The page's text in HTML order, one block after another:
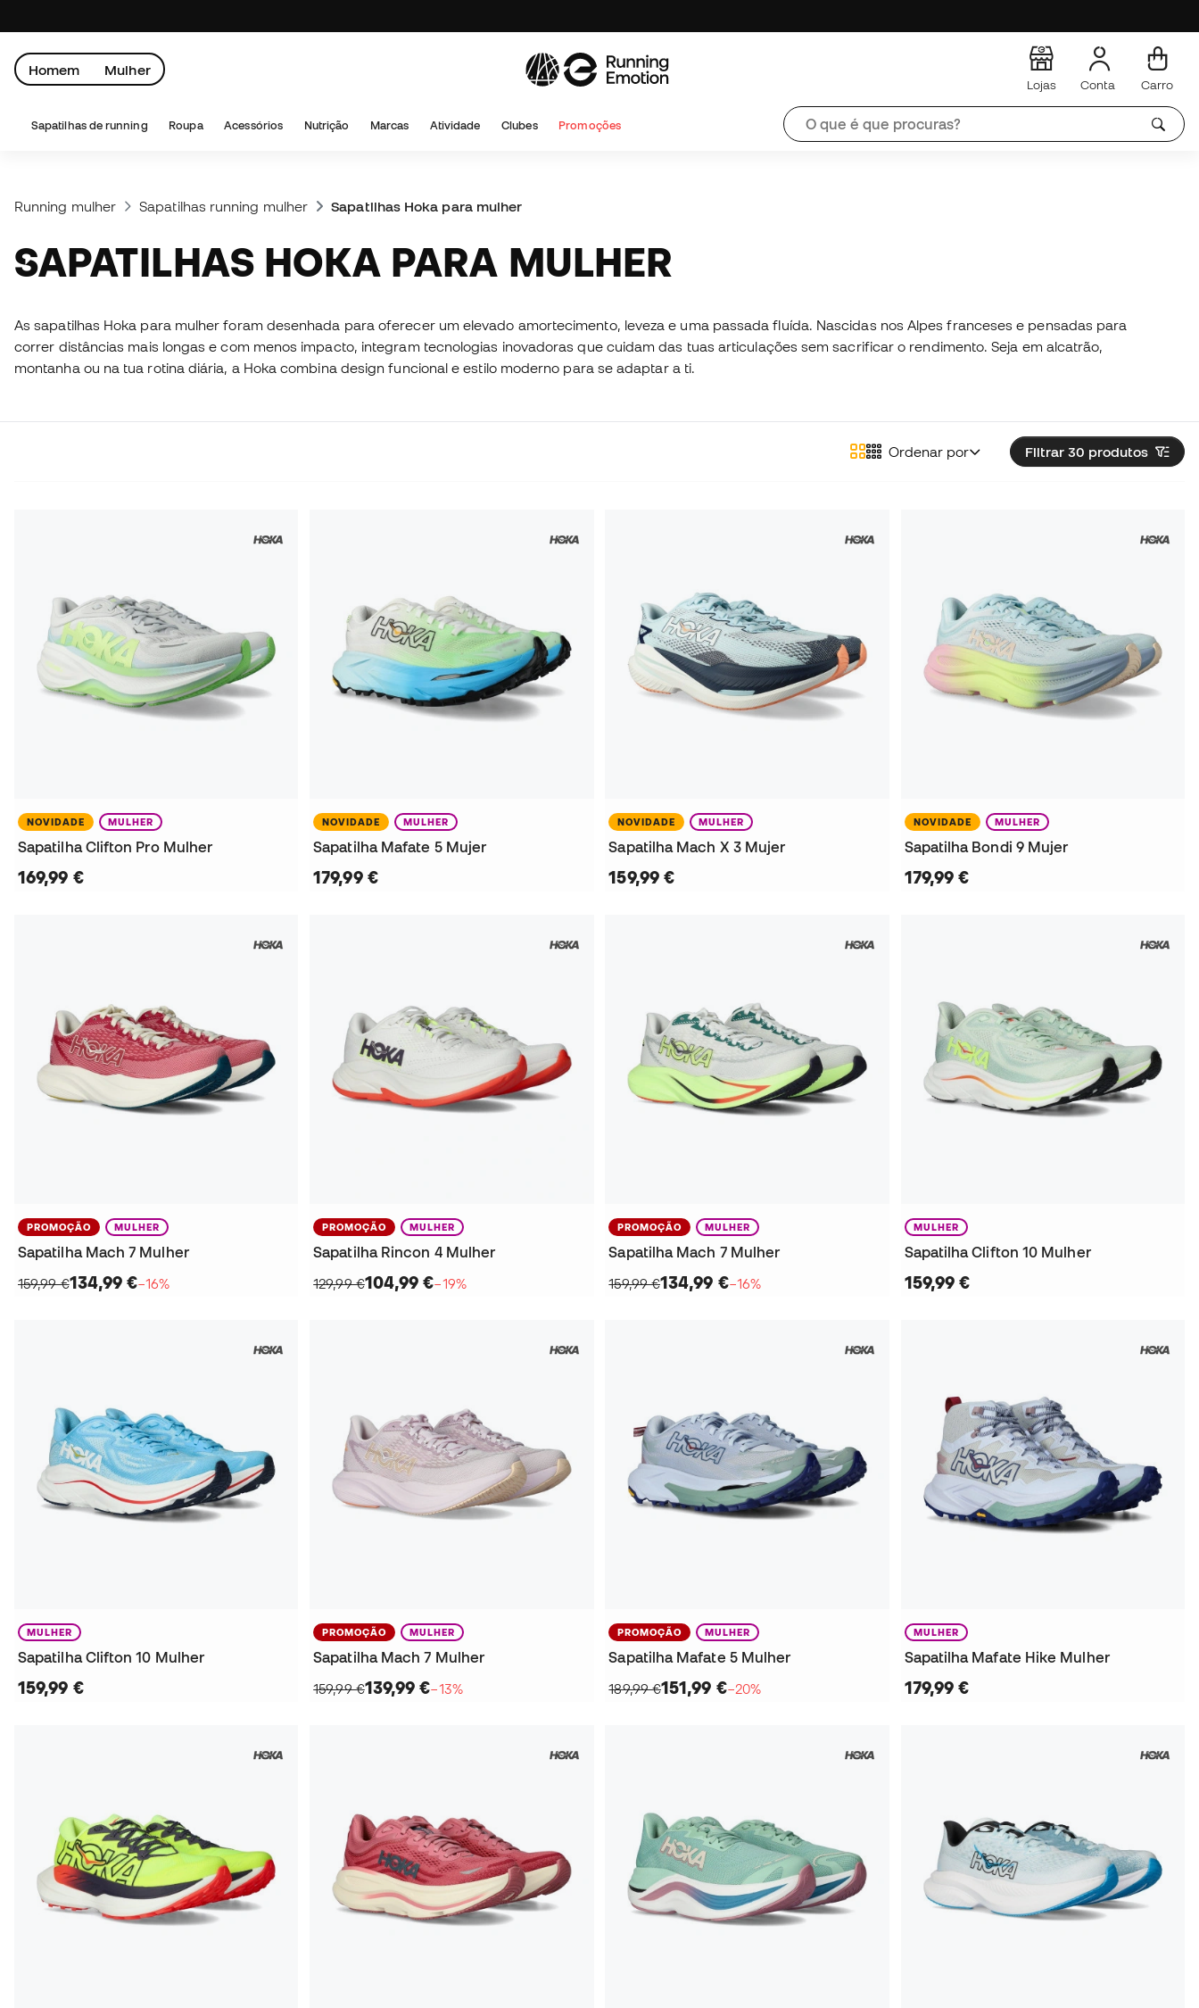
Homem Mulher
Lojas Conta Carro
Sapatilhas de running Roupa Acessórios Nutrição Marcas Atividade Clubes Promoções
Running mulher Sapatilhas running mulher Sapatilhas Hoka para mulher
SAPATILHAS HOKA PARA MULHER
As sapatilhas Hoka para mulher foram desenhada para oferecer um elevado amortecimento, leveza e uma passada fluída. Nascidas nos Alpes franceses e pensadas para
correr distâncias mais longas e com menos impacto, integram tecnologias inovadoras que cuidam das tuas articulações sem sacrificar o rendimento. Seja em alcatrão,
montanha ou na tua rotina diária, a Hoka combina design funcional e estilo moderno para se adaptar a ti.
Filtrar 30 produtos
Ordenar por
NOVIDADE MULHER
Sapatilha Clifton Pro Mulher
169,99 €
NOVIDADE MULHER
Sapatilha Mafate 5 Mujer
179,99 €
NOVIDADE MULHER
Sapatilha Mach X 3 Mujer
159,99 €
NOVIDADE MULHER
Sapatilha Bondi 9 Mujer
179,99 €
PROMOÇÃO MULHER
Sapatilha Mach 7 Mulher
159,99 €134,99 €−16%
PROMOÇÃO MULHER
Sapatilha Rincon 4 Mulher
129,99 €104,99 €−19%
PROMOÇÃO MULHER
Sapatilha Mach 7 Mulher
159,99 €134,99 €−16%
MULHER
Sapatilha Clifton 10 Mulher
159,99 €
MULHER
Sapatilha Clifton 10 Mulher
159,99 €
PROMOÇÃO MULHER
Sapatilha Mach 7 Mulher
159,99 €139,99 €−13%
PROMOÇÃO MULHER
Sapatilha Mafate 5 Mulher
189,99 €151,99 €−20%
MULHER
Sapatilha Mafate Hike Mulher
179,99 €